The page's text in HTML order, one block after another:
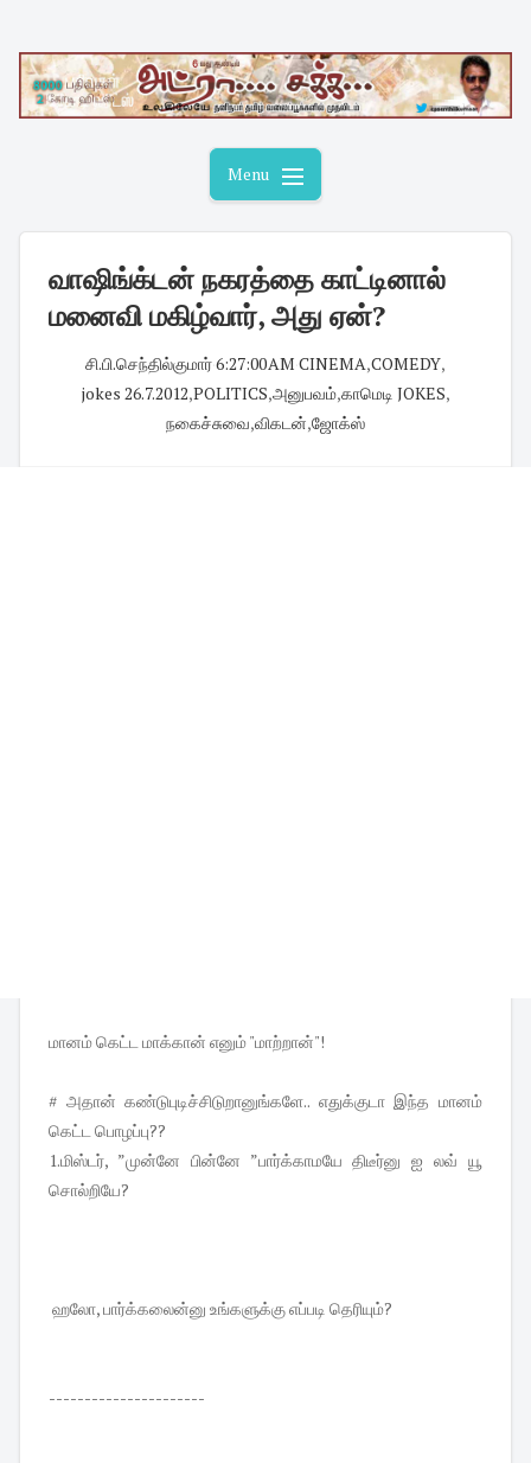
content
Menu
வாஷிங்க்டன் நகரத்தை காட்டினால்
மனைவி மகிழ்வார், அது ஏன்?
சி.பி.செந்தில்குமார்6:27:00 AM CINEMA,COMEDY,
jokes 26.7.2012,POLITICS,அனுபவம்,காமெடி JOKES,
நகைச்சுவை,விகடன்,ஜோக்ஸ்
மானம் கெட்ட மாக்கான் எனும் "மாற்றான்"!
# அதான் கண்டுபுடிச்சிடுறானுங்களே.. எதுக்குடா இந்த மானம்
கெட்ட பொழப்பு??
1.மிஸ்டர், ”முன்னே பின்னே ”பார்க்காமயே திடீர்னு ஐ லவ் யூ
சொல்றியே?
ஹலோ, பார்க்கலைன்னு உங்களுக்கு எப்படி தெரியும்?
----------------------